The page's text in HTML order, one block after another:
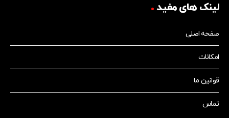
لینک های مفید
صفحه اصلی
امکانات
قوانین ما
تماس